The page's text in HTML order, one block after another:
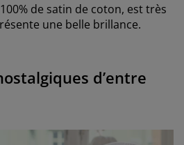
de satin de coton, est très
une belle brillance.
d’entre